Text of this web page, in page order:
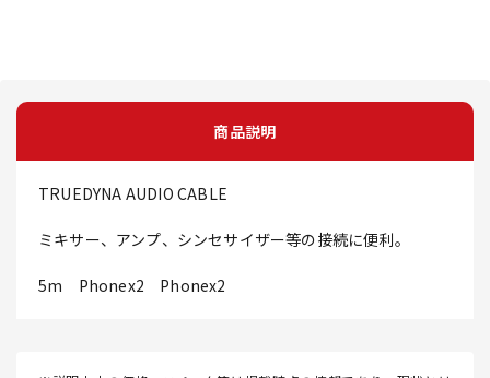
商品説明
TRUEDYNA AUDIO CABLE
ミキサー、アンプ、シンセサイザー等の接続に便利。
5m Phonex2 Phonex2